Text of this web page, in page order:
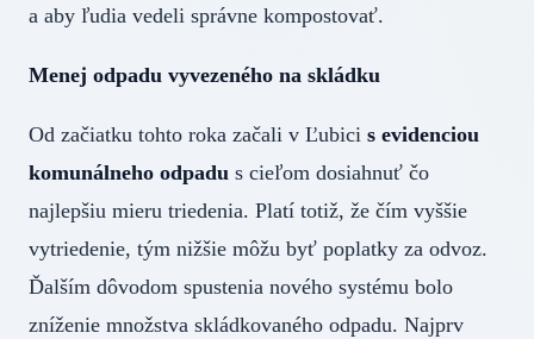
a aby ľudia vedeli správne kompostovať.
Menej odpadu vyvezeného na skládku
Od začiatku tohto roka začali v Ľubici s evidenciou
komunálneho odpadu s cieľom dosiahnuť čo
najlepšiu mieru triedenia. Platí totiž, že čím vyššie
vytriedenie, tým nižšie môžu byť poplatky za odvoz.
Ďalším dôvodom spustenia nového systému bolo
zníženie množstva skládkovaného odpadu. Najprv